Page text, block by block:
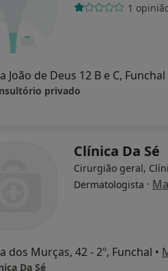
1
João de Deus 12 B e C, Funchal
privado
Clínica Da Sé
Cirurgião geral,
Dermatologista ·
dos Murças, 42 - 2º, Funchal •
Da Sé